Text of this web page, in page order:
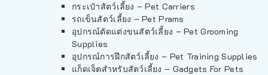
กระเป๋าสัตว์เลี้ยง – Pet Carriers
รถเข็นสัตว์เลี้ยง – Pet Prams
อุปกรณ์ตัดแต่งขนสัตว์เลี้ยง – Pet Grooming
Supplies
อุปกรณ์การฝึกสัตว์เลี้ยง – Pet Training Supplies
แก็ดเจ็ตสำหรับสัตว์เลี้ยง – Gadgets For Pets